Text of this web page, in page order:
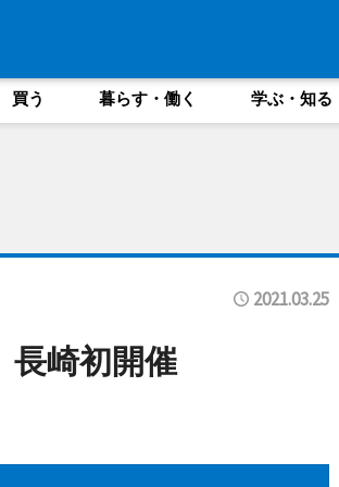
買う 暮らす・働く 学ぶ・知る
2021.03.25
崎初開催